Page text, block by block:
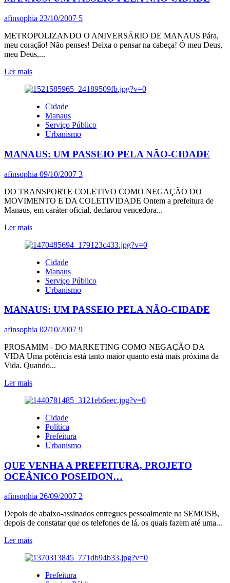
afinsophia 23/10/2007 5
METROPOLIZANDO O ANIVERSÁRIO DE MANAUS Pára,
meu coração! Não penses! Deixa o pensar na cabeça! Ó meu Deus,
meu Deus,...
Ler maisLeia
sobre
UM
PASSEIO
PELA
NÃO-
Cidade
Manaus
Serviço Público
Urbanismo
MANAUS: UM PASSEIO PELA NÃO-CIDADE
afinsophia 09/10/2007 3
DO TRANSPORTE COLETIVO COMO NEGAÇÃO DO
MOVIMENTO E DA COLETIVIDADE Ontem a prefeitura de
Manaus, em caráter oficial, declarou vencedora...
Ler maisLeia
sobre
UM
PASSEIO
PELA
NÃO-
Cidade
Manaus
Serviço Público
Urbanismo
MANAUS: UM PASSEIO PELA NÃO-CIDADE
afinsophia 02/10/2007 9
PROSAMIM - DO MARKETING COMO NEGAÇÃO DA
VIDA Uma potência está tanto maior quanto está mais próxima da
Vida. Quando...
Ler maisLeia
sobre
UM
PASSEIO
PELA
NÃO-
Cidade
Política
Prefeitura
Urbanismo
QUE VENHA A PREFEITURA, PROJETO
OCEÂNICO POSEIDON…
afinsophia 26/09/2007 2
Depois de abaixo-assinados entregues pessoalmente na SEMOSB,
depois de constatar que os telefones de lá, os quais fazem até uma...
Ler maisLeia
sobre
VENHA
Prefeitura